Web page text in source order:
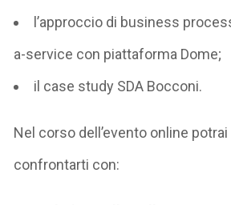
l’approccio di business
a-service con piattaforma Dome;
il case study SDA Bocconi.
Nel corso dell’evento online
confrontarti con: